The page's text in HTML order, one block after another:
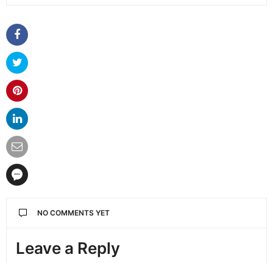
NO COMMENTS YET
Leave a Reply